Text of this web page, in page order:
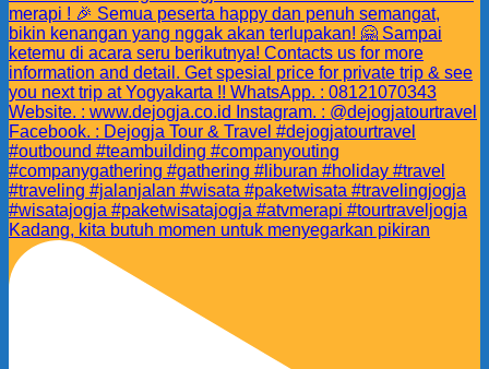
Kadang, kita butuh momen untuk menyegarkan pikiran